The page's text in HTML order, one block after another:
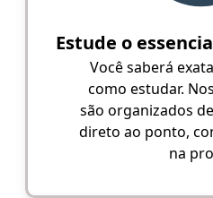
Estude o
Você saberá
como estudar.
são organizados
direto ao ponto,
na